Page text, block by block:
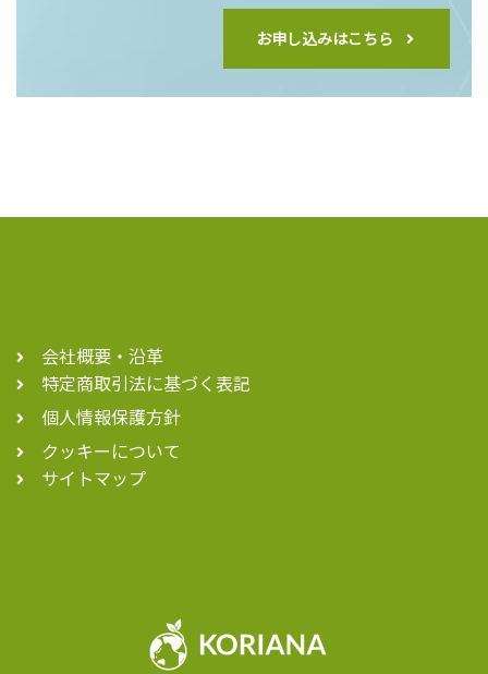
お申し込みはこちら
会社概要・沿革
特定商取引法に基づく表記
個人情報保護方針
クッキーについて
サイトマップ